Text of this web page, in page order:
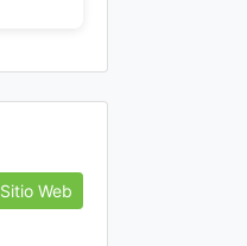
Sitio Web